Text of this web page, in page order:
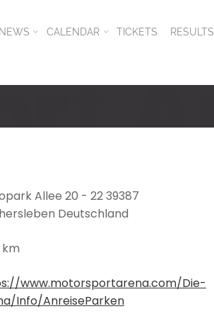
NEWS CALENDAR TICKETS RESULTS
Allee 20 - 22 39387
Deutschland
km
www.motorsportarena.com/Die-
Info/AnreiseParken